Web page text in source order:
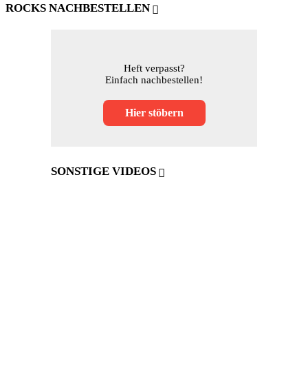
ROCKS NACHBESTELLEN
Heft verpasst?
Einfach nachbestellen!
Hier stöbern
SONSTIGE VIDEOS